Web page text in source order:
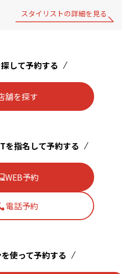
スタイリストの詳細を見る
して予約する
舗を探す
を指名して予約する
WEB予約
電話予約
使って予約する